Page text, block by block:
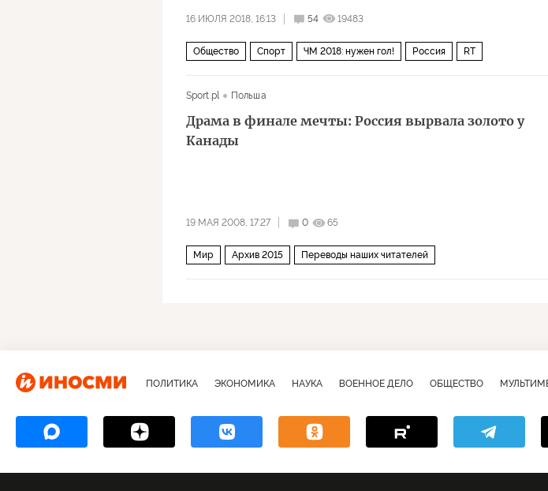
16 ИЮЛЯ 2018, 16:13 54 19483
Общество Спорт ЧМ 2018: нужен гол! Россия RT
Sport.pl
Польша
Драма в финале мечты: Россия вырвала золото у
Канады
19 МАЯ 2008, 17:27 0 65
Мир Архив 2015 Переводы наших читателей
ПОЛИТИКА ЭКОНОМИКА НАУКА ВОЕННОЕ ДЕЛО ОБЩЕСТВО